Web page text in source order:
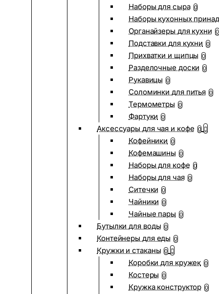
Наборы для сыра 0
Наборы кухонных
Органайзеры для кухни 0
Подставки для кухни 0
Прихватки и щипцы 0
Разделочные доски 0
Рукавицы 0
Соломинки для питья 0
Термометры 0
Фартуки 0
Аксессуары для чая и кофе 0
Кофейники 0
Кофемашины 0
Наборы для кофе 0
Наборы для чая 0
Ситечки 0
Чайники 0
Чайные пары 0
Бутылки для воды 0
Контейнеры для еды 0
Кружки и стаканы 0
Коробки для кружек 0
Костеры 0
Кружка конструктор 0